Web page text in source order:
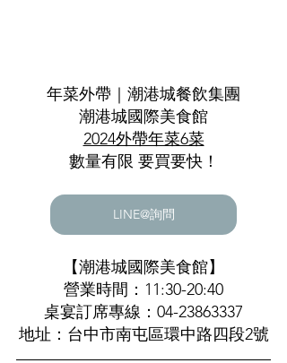
年菜外帶｜潮港城餐飲集團
潮港城國際美食館
2024外帶年菜6菜
數量有限 要買要快！
LINE@詢問
【潮港城國際美食館】
營業時間：11:30-20:40
桌宴訂席專線：04-23863337
地址：台中市南屯區環中路四段2號